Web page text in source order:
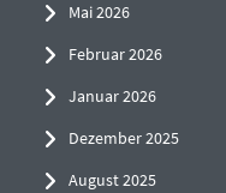
Mai 2026
Februar 2026
Januar 2026
Dezember 2025
August 2025